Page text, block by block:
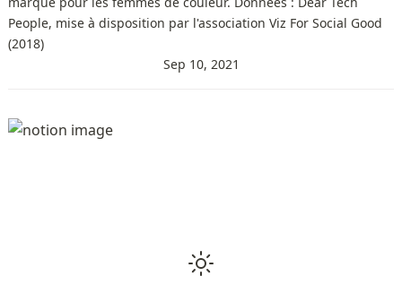
People, mise à disposition par l'association Viz For Social Good
(2018)
Sep 10, 2021